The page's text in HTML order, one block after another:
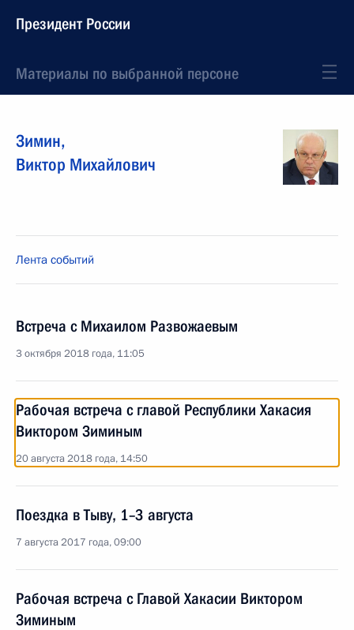
Президент России
Материалы по выбранной персоне
Зимин,
Виктор Михайлович
Лента событий
Встреча с Михаилом Развожаевым
3 октября 2018 года, 11:05
Рабочая встреча с главой Республики Хакасия
Виктором Зиминым
20 августа 2018 года, 14:50
Поездка в Тыву, 1–3 августа
7 августа 2017 года, 09:00
Рабочая встреча с Главой Хакасии Виктором
Зиминым